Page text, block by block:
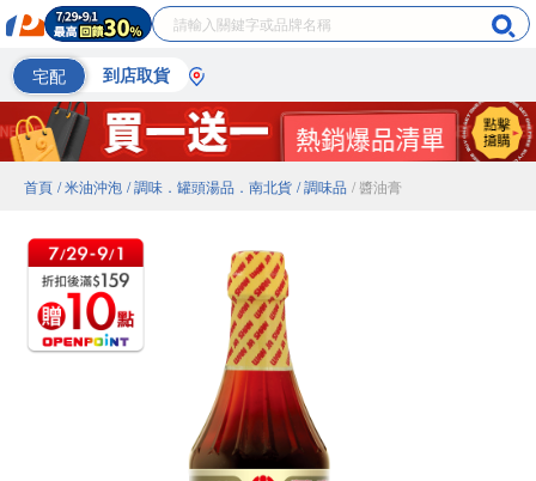
宅配 到店取貨
首頁 / 米油沖泡 / 調味．罐頭湯品．南北貨 / 調味品 / 醬油膏